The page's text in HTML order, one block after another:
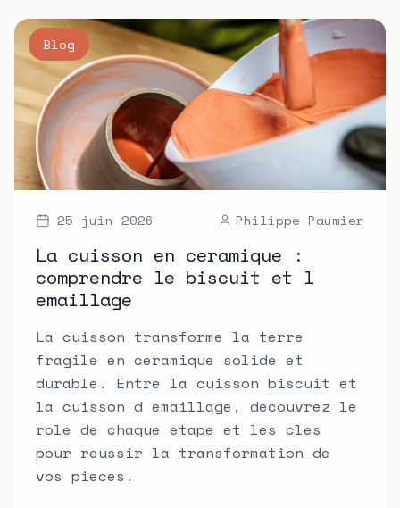
Blog
25 juin 2026 Philippe Paumier
La cuisson en ceramique :
comprendre le biscuit et l
emaillage
La cuisson transforme la terre
fragile en ceramique solide et
durable. Entre la cuisson biscuit et
la cuisson d emaillage, decouvrez le
role de chaque etape et les cles
pour reussir la transformation de
vos pieces.